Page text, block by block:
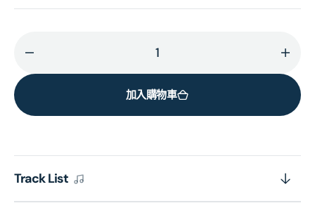
醉
探
戈
增
加
醉
探
戈
加入購物車
Track List